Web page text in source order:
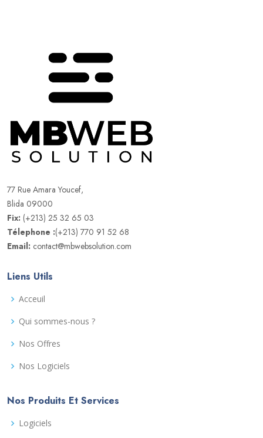
77 Rue Amara Youcef,
Blida 09000
Fix: (+213) 25 32 65 03
Télephone :(+213) 770 91 52 68
Email: contact@mbwebsolution.com
Liens Utils
Acceuil
Qui sommes-nous ?
Nos Offres
Nos Logiciels
Nos Produits Et Services
Logiciels